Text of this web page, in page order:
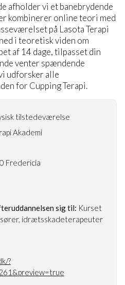
afholder vi et banebrydende
kombinerer online teori med
på Lasota Terapi
i teoretisk viden om
af 14 dage, tilpasset din
venter spændende
udforsker alle
for Cupping Terapi.
tilstedeværelse
Akademi
Fredericia
sig til: Kurset
idrætsskadeterapeuter
?